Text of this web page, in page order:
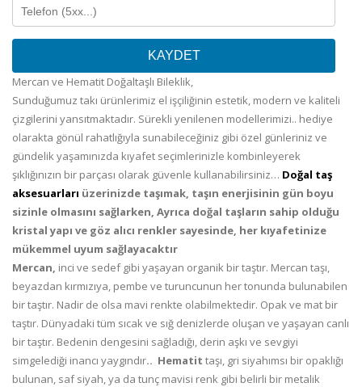
KAYDET
Mercan ve Hematit Doğaltaşlı Bileklik,
Sunduğumuz takı ürünlerimiz el işçiliğinin estetik, modern ve kaliteli
çizgilerini yansıtmaktadır. Sürekli yenilenen modellerimizi.. hediye
olarakta gönül rahatlığıyla sunabileceğiniz gibi özel günleriniz ve
gündelik yaşamınızda kıyafet seçimlerinizle kombinleyerek
şıklığınızın bir parçası olarak güvenle kullanabilirsiniz… Doğal taş
aksesuarları üzerinizde taşımak, taşın enerjisinin gün boyu
sizinle olmasını sağlarken, Ayrıca doğal taşların sahip olduğu
kristal yapı ve göz alıcı renkler sayesinde, her kıyafetinize
mükemmel uyum sağlayacaktır
Mercan, inci ve sedef gibi yaşayan organik bir taştır. Mercan taşı,
beyazdan kırmızıya, pembe ve turuncunun her tonunda bulunabilen
bir taştır. Nadir de olsa mavi renkte olabilmektedir. Opak ve mat bir
taştır. Dünyadaki tüm sıcak ve sığ denizlerde oluşan ve yaşayan canlı
bir taştır. Bedenin dengesini sağladığı, derin aşkı ve sevgiyi
simgelediği inancı yaygındır.. Hematit taşı, gri siyahımsı bir opaklığı
bulunan, saf siyah, ya da tunç mavisi renk gibi belirli bir metalik